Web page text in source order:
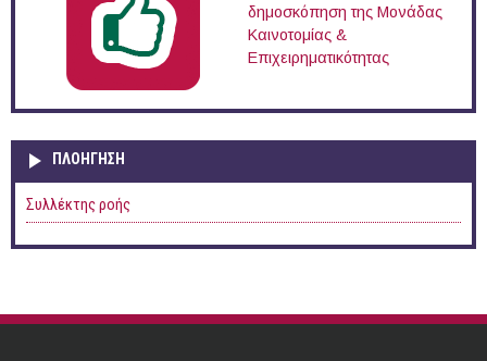
δημοσκόπηση της Μονάδας
Καινοτομίας &
Επιχειρηματικότητας
ΠΛΟΉΓΗΣΗ
Συλλέκτης ροής